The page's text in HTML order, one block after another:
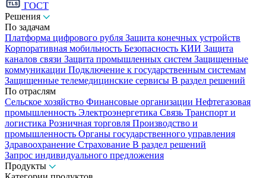
ГОСТ
Решения
По задачам
Платформа цифрового рубля Защита конечных устройств
Корпоративная мобильность Безопасность КИИ Защита
каналов связи Защита промышленных систем Защищенные
коммуникации Подключение к государственным системам
Защищенные телемедицинские сервисы В раздел решений
По отраслям
Сельское хозяйство Финансовые организации Нефтегазовая
промышленность Электроэнергетика Связь Транспорт и
логистика Розничная торговля Производство и
промышленность Органы государственного управления
Здравоохранение Страхование В раздел решений
Запрос индивидуального предложения
Продукты